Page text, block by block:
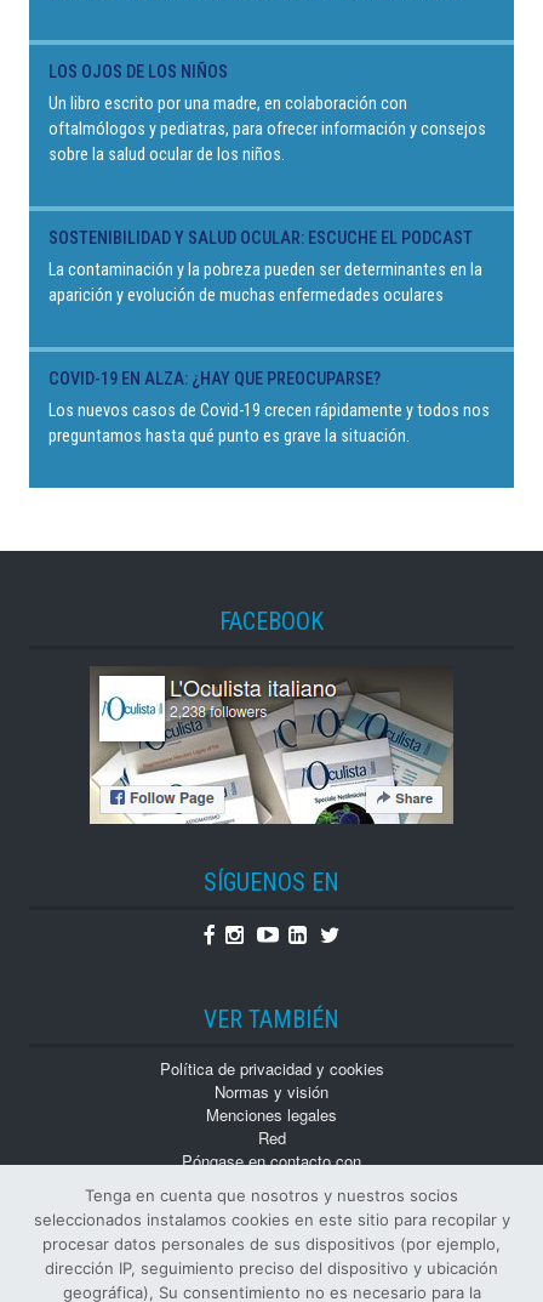
LOS OJOS DE LOS NIÑOS
Un libro escrito por una madre, en colaboración con
oftalmólogos y pediatras, para ofrecer información y consejos
sobre la salud ocular de los niños.
SOSTENIBILIDAD Y SALUD OCULAR: ESCUCHE EL PODCAST
La contaminación y la pobreza pueden ser determinantes en la
aparición y evolución de muchas enfermedades oculares
COVID-19 EN ALZA: ¿HAY QUE PREOCUPARSE?
Los nuevos casos de Covid-19 crecen rápidamente y todos nos
preguntamos hasta qué punto es grave la situación.
FACEBOOK
SÍGUENOS EN
Facebook
Instagram
YoutubeLinkedin
Twitter
VER TAMBIÉN
Política de privacidad y cookies
Normas y visión
Menciones legales
Red
Póngase en contacto con
Monografías
Números atrasados
Tenga en cuenta que nosotros y nuestros socios
seleccionados instalamos cookies en este sitio para recopilar y
procesar datos personales de sus dispositivos (por ejemplo,
dirección IP, seguimiento preciso del dispositivo y ubicación
geográfica), Su consentimiento no es necesario para la